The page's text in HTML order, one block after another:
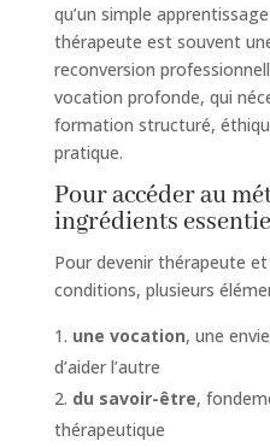
qu’un simple
thérapeute est souvent
reconversion
vocation profonde, qui
formation structuré,
pratique.
Pour accéder au
ingrédients
Pour devenir thérapeute
conditions, plusieurs
une vocation, une
d’aider l’autre
du savoir-être,
thérapeutique